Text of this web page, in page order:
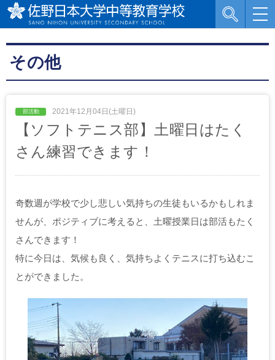
その他
2021年12月04日(土曜日)
【ソフトテニス部】土曜日はたく
さん練習できます！
奇数週が学校で少し悲しい気持ちの生徒もいるかもしれま
せんが、ポジティブに考えると、土曜授業日は部活もたく
さんできます！
特に今日は、気候も良く、気持ちよくテニスに打ち込むこ
とができました。